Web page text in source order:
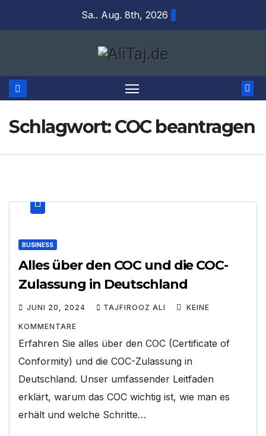
Sa.. Aug. 8th, 2026
Schlagwort:COC beantragen
BUSINESS
Alles über den COC und die COC-
Zulassung in Deutschland
JUNI 20, 2024 TAJFIROOZ ALI KEINE
KOMMENTARE
Erfahren Sie alles über den COC (Certificate of
Conformity) und die COC-Zulassung in
Deutschland. Unser umfassender Leitfaden
erklärt, warum das COC wichtig ist, wie man es
erhält und welche Schritte…